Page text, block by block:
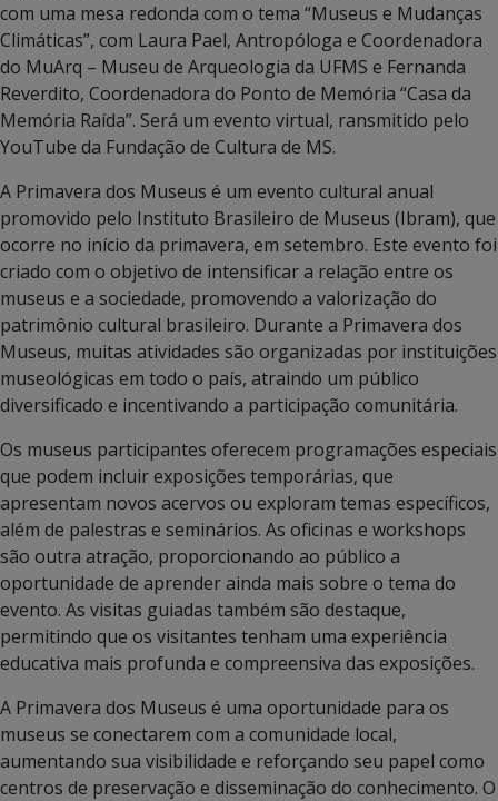
com uma mesa redonda com o tema “Museus e Mudanças
Climáticas”, com Laura Pael, Antropóloga e Coordenadora
do MuArq – Museu de Arqueologia da UFMS e Fernanda
Reverdito, Coordenadora do Ponto de Memória “Casa da
Memória Raída”. Será um evento virtual, ransmitido pelo
YouTube da Fundação de Cultura de MS.
A Primavera dos Museus é um evento cultural anual
promovido pelo Instituto Brasileiro de Museus (Ibram), que
ocorre no início da primavera, em setembro. Este evento foi
criado com o objetivo de intensificar a relação entre os
museus e a sociedade, promovendo a valorização do
patrimônio cultural brasileiro. Durante a Primavera dos
Museus, muitas atividades são organizadas por instituições
museológicas em todo o país, atraindo um público
diversificado e incentivando a participação comunitária.
Os museus participantes oferecem programações especiais
que podem incluir exposições temporárias, que
apresentam novos acervos ou exploram temas específicos,
além de palestras e seminários. As oficinas e workshops
são outra atração, proporcionando ao público a
oportunidade de aprender ainda mais sobre o tema do
evento. As visitas guiadas também são destaque,
permitindo que os visitantes tenham uma experiência
educativa mais profunda e compreensiva das exposições.
A Primavera dos Museus é uma oportunidade para os
museus se conectarem com a comunidade local,
aumentando sua visibilidade e reforçando seu papel como
centros de preservação e disseminação do conhecimento. O